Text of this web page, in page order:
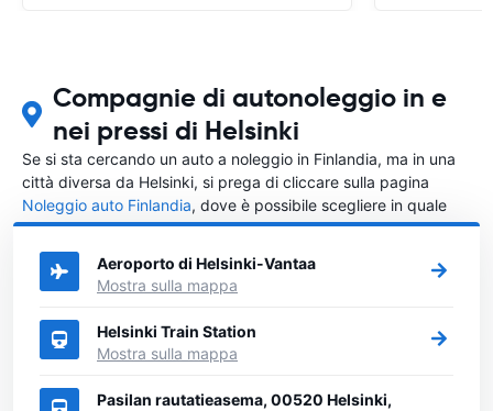
Compagnie di autonoleggio in e
nei pressi di Helsinki
Se si sta cercando un auto a noleggio in Finlandia, ma in una
città diversa da Helsinki, si prega di cliccare sulla pagina
Noleggio auto Finlandia, dove è possibile scegliere in quale
città in Finlandia si vuole noleggiare l'auto.
Aeroporto di Helsinki-Vantaa
Mostra sulla mappa
Helsinki Train Station
Mostra sulla mappa
Pasilan rautatieasema, 00520 Helsinki,